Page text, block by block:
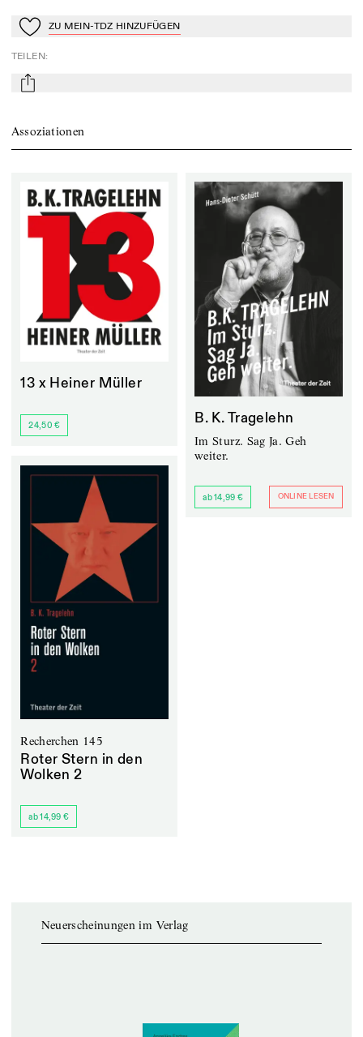
Zu Mein-TdZ hinzufügen
ZU MEIN-TDZ HINZUFÜGEN
TEILEN:
mail
Assoziationen
13 x Heiner Müller
24,50 € B. K. Tragelehn
Im Sturz. Sag Ja. Geh
weiter.
ab 14,99 € ONLINE LESEN
Recherchen 145
Roter Stern in den
Wolken 2
ab 14,99 €
Neuerscheinungen im Verlag